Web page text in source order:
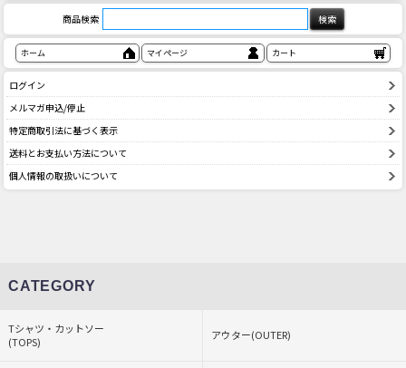
商品検索
ホーム マイページ カート
ログイン
メルマガ申込/停止
特定商取引法に基づく表示
送料とお支払い方法について
個人情報の取扱いについて
CATEGORY
Tシャツ・カットソー
(TOPS)
アウター(OUTER)